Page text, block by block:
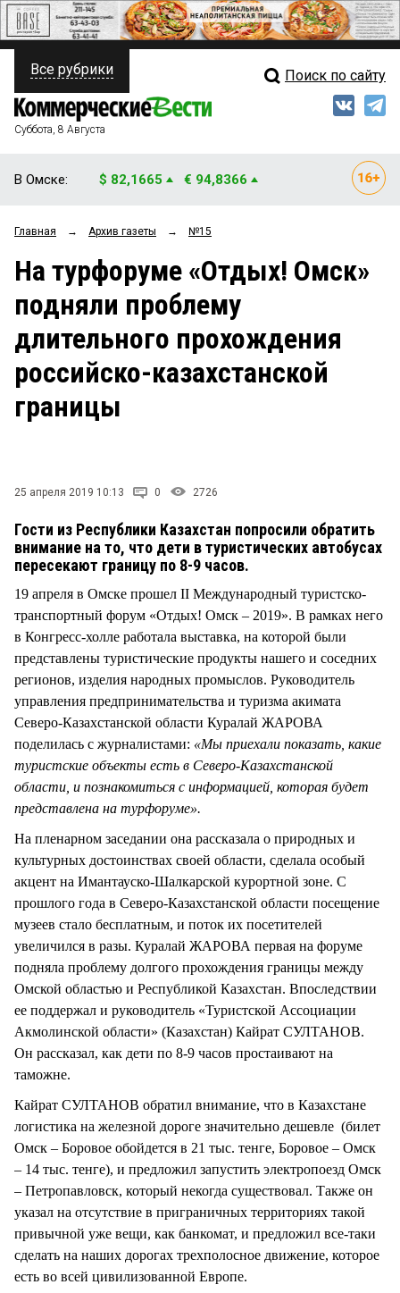
ПОЛИТИКА
ФИНАНСЫ
ОБЩЕСТВО
ЗАКОН
НОВОСТИ КОМПАНИЙ
ПРОИСШЕСТВИЯ
СТИЛЬ ЖИЗНИ
Свежий выпуск
Рейтинги
Блоги
Архив
Все рубрики Поиск по сайту
Суббота, 8 Августа
В Омске: $ 82,1665 € 94,8366
Главная → Архив газеты → №15
На турфоруме «Отдых! Омск»
подняли проблему
длительного прохождения
российско-казахстанской
границы
25 апреля 2019 10:13 0 2726
Гости из Республики Казахстан попросили обратить
внимание на то, что дети в туристических автобусах
пересекают границу по 8-9 часов.
19 апреля в Омске прошел II Международный туристско-
транспортный форум «Отдых! Омск – 2019». В рамках него
в Конгресс-холле работала выставка, на которой были
представлены туристические продукты нашего и соседних
регионов, изделия народных промыслов. Руководитель
управления предпринимательства и туризма акимата
Северо-Казахстанской области Куралай ЖАРОВА
поделилась с журналистами: «Мы приехали показать, какие
туристские объекты есть в Северо-Казахстанской
области, и познакомиться с информацией, которая будет
представлена на турфоруме».
На пленарном заседании она рассказала о природных и
культурных достоинствах своей области, сделала особый
акцент на Имантауско-Шалкарской курортной зоне. С
прошлого года в Северо-Казахстанской области посещение
музеев стало бесплатным, и поток их посетителей
увеличился в разы. Куралай ЖАРОВА первая на форуме
подняла проблему долгого прохождения границы между
Омской областью и Республикой Казахстан. Впоследствии
ее поддержал и руководитель «Туристской Ассоциации
Акмолинской области» (Казахстан) Кайрат СУЛТАНОВ.
Он рассказал, как дети по 8-9 часов простаивают на
таможне.
Кайрат СУЛТАНОВ обратил внимание, что в Казахстане
логистика на железной дороге значительно дешевле (билет
Омск – Боровое обойдется в 21 тыс. тенге, Боровое – Омск
– 14 тыс. тенге), и предложил запустить электропоезд Омск
– Петропавловск, который некогда существовал. Также он
указал на отсутствие в приграничных территориях такой
привычной уже вещи, как банкомат, и предложил все-таки
сделать на наших дорогах трехполосное движение, которое
есть во всей цивилизованной Европе.